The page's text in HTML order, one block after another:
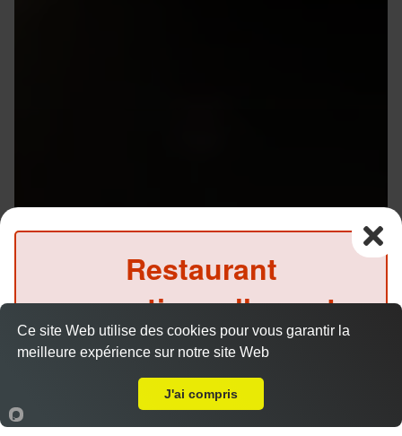
Menu V1 - Gyoza
Accueil Panier Compte
Restaurant
exceptionnellement
fermé ce midi
(Précommande possible)
Ce site Web utilise des cookies pour vous garantir la
meilleure expérience sur notre site Web
J'ai compris